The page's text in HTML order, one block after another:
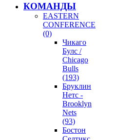
КОМАНДЫ
EASTERN
CONFERENCE
(0)
Чикаго
Булс /
Chicago
Bulls
(193)
Бруклин
Нетс -
Brooklyn
Nets
(93)
Бостон